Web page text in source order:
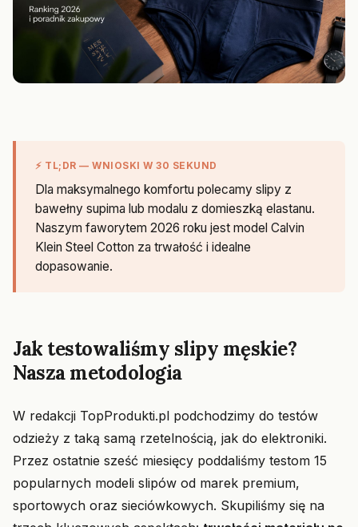
⚡ TL;DR — WNIOSKI W 30 SEKUND
Dla maksymalnego komfortu polecamy slipy z
bawełny supima lub modalu z domieszką elastanu.
Naszym faworytem 2026 roku jest model Calvin
Klein Steel Cotton za trwałość i idealne
dopasowanie.
Jak testowaliśmy slipy męskie?
Nasza metodologia
W redakcji TopProdukti.pl podchodzimy do testów
odzieży z taką samą rzetelnością, jak do elektroniki.
Przez ostatnie sześć miesięcy poddaliśmy testom 15
popularnych modeli slipów od marek premium,
sportowych oraz sieciówkowych. Skupiliśmy się na